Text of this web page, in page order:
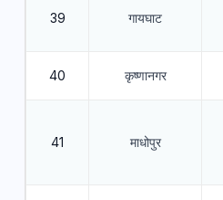
39 गायघाट
40 कृष्णानगर
41 माधोपुर